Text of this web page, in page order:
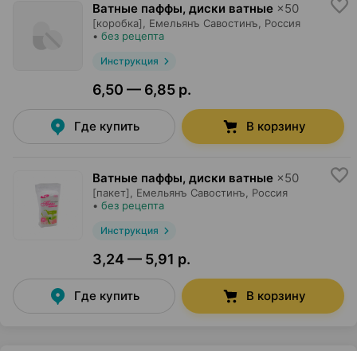
Ватные паффы, диски ватные ×50
[коробка], Емельянъ Савостинъ , Россия
• без рецепта
Инструкция
6,50 — 6,85 р.
Где купить В корзину
Ватные паффы, диски ватные ×50
[пакет], Емельянъ Савостинъ , Россия
• без рецепта
Инструкция
3,24 — 5,91 р.
Где купить В корзину